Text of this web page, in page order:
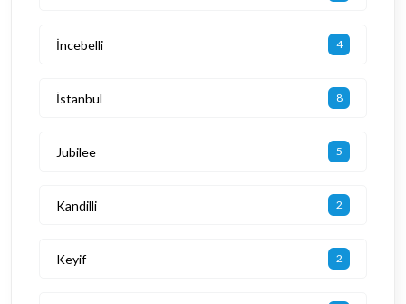
İncebelli 4
İstanbul 8
Jubilee 5
Kandilli 2
Keyif 2